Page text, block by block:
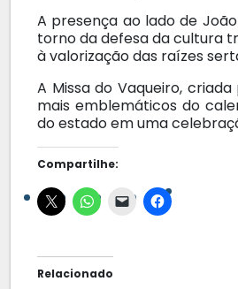
A presença ao lado de
torno da defesa da cultura
à valorização das raízes
A Missa do Vaqueiro,
mais emblemáticos do
do estado em uma
Compartilhe:
Relacionado